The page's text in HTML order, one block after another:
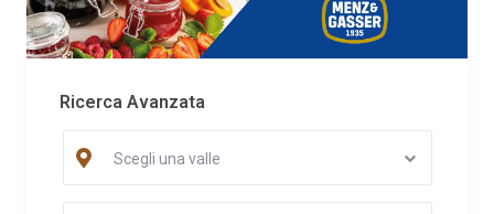
Baita Prà dei lupi un sogno che si avvera, un'esperienza unica,
una vacanza in completo relax. Grazie all'accoglienza di
natura ad assaporare ogni minimo dettaglio che in questa baita
renderla tale. Le giornate trascorse davanti al camino, le serate
passate in completa solitudine sotto le stelle, il rumore del
Ricerca Avanzata
Scegli una valle